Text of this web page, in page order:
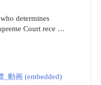
determines
Court rece …
_動画 (embedded)